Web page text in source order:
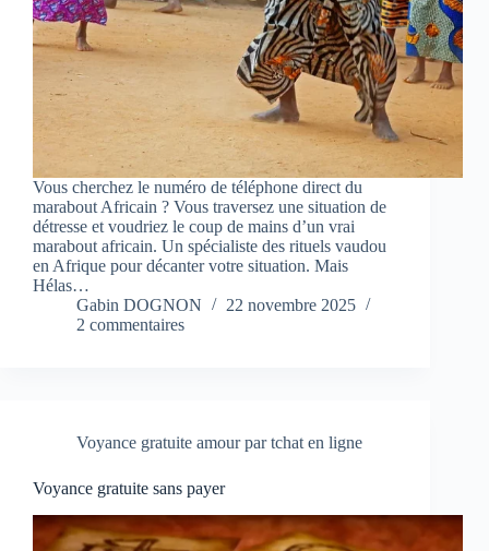
Vous cherchez le numéro de téléphone direct du
marabout Africain ? Vous traversez une situation de
détresse et voudriez le coup de mains d’un vrai
marabout africain. Un spécialiste des rituels vaudou
en Afrique pour décanter votre situation. Mais
Hélas…
Gabin DOGNON
22 novembre 2025
2 commentaires
Voyance gratuite amour par tchat en ligne
Voyance gratuite sans payer